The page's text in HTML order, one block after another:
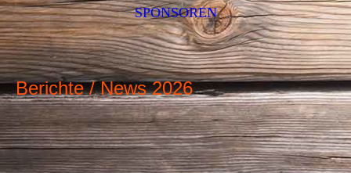
SPONSOREN
Berichte / News 2026